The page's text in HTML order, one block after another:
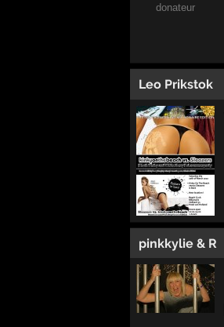
donateur
Leo Prikstok
pinkkylie & R